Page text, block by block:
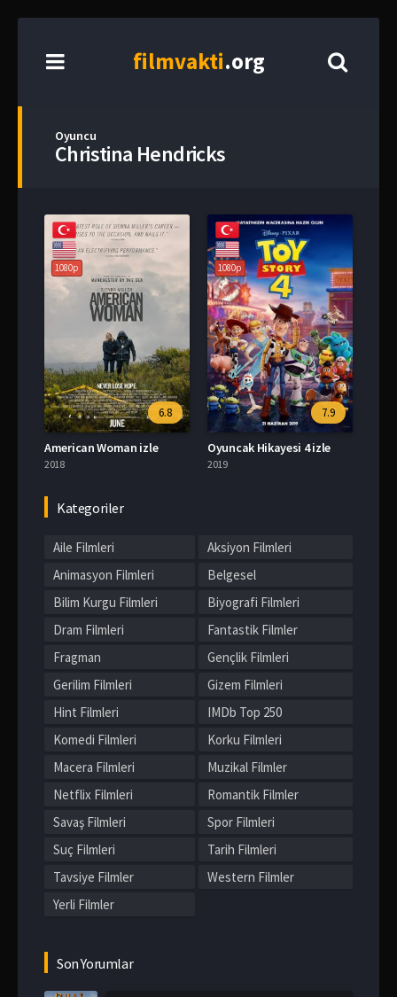
filmvakti.org
Oyuncu
Christina Hendricks
1080p
6.8
American Woman izle
2018
1080p
7.9
Oyuncak Hikayesi 4 izle
2019
Kategoriler
Aile Filmleri
Aksiyon Filmleri
Animasyon Filmleri
Belgesel
Bilim Kurgu Filmleri
Biyografi Filmleri
Dram Filmleri
Fantastik Filmler
Fragman
Gençlik Filmleri
Gerilim Filmleri
Gizem Filmleri
Hint Filmleri
IMDb Top 250
Komedi Filmleri
Korku Filmleri
Macera Filmleri
Muzikal Filmler
Netflix Filmleri
Romantik Filmler
Savaş Filmleri
Spor Filmleri
Suç Filmleri
Tarih Filmleri
Tavsiye Filmler
Western Filmler
Yerli Filmler
Son Yorumlar